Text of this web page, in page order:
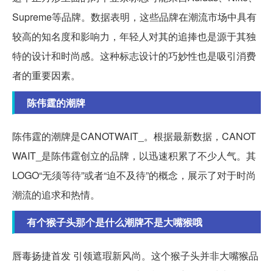
Supreme等品牌。数据表明，这些品牌在潮流市场中具有
较高的知名度和影响力，年轻人对其的追捧也是源于其独
特的设计和时尚感。这种标志设计的巧妙性也是吸引消费
者的重要因素。
陈伟霆的潮牌
陈伟霆的潮牌是CANOTWAIT_。根据最新数据，CANOT
WAIT_是陈伟霆创立的品牌，以迅速积累了不少人气。其
LOGO“无须等待”或者“迫不及待”的概念，展示了对于时尚
潮流的追求和热情。
有个猴子头那个是什么潮牌不是大嘴猴哦
唇毒扬捷首发 引领遮瑕新风尚。这个猴子头并非大嘴猴品